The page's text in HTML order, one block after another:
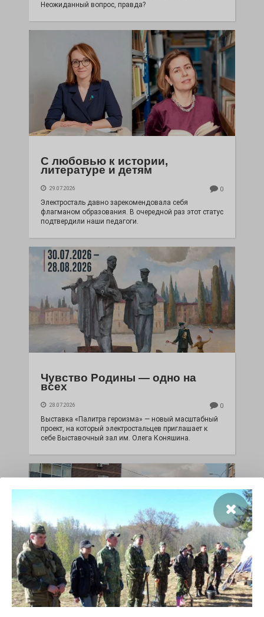
Неожиданный вопрос, правда?
С любовью к истории,
литературе и детям
29.07.2026 0
Электросталь давно зарекомендовала себя
флагманом образования. В очередной раз этот статус
подтвердили наши педагоги.
Чувство Родины — одно на
всех
28.07.2026 0
Выставка «Палитра героизма» — новый масштабный
проект, на который электростальцев приглашает к
себе Выставочный зал им. Олега Коняшина.
«Районы-кварталы»
путешествуют по городу